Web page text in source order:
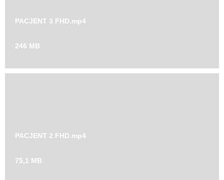
PACJENT 3 FHD.mp4
246 MB
PACJENT 2 FHD.mp4
75,1 MB